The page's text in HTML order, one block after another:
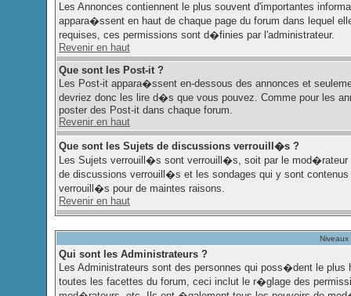
Les Annonces contiennent le plus souvent d'importantes
appara�ssent en haut de chaque page du forum dans lequel
requises, ces permissions sont d�finies par l'administrateur.
Revenir en haut
Que sont les Post-it ?
Les Post-it appara�ssent en-dessous des annonces et
devriez donc les lire d�s que vous pouvez. Comme pour les
poster des Post-it dans chaque forum.
Revenir en haut
Que sont les Sujets de discussions verrouill�s ?
Les Sujets verrouill�s sont verrouill�s, soit par le mod�rateur
de discussions verrouill�s et les sondages qui y sont
verrouill�s pour de maintes raisons.
Revenir en haut
Niveaux
Qui sont les Administrateurs ?
Les Administrateurs sont des personnes qui poss�dent le
toutes les facettes du forum, ceci inclut le r�glage des